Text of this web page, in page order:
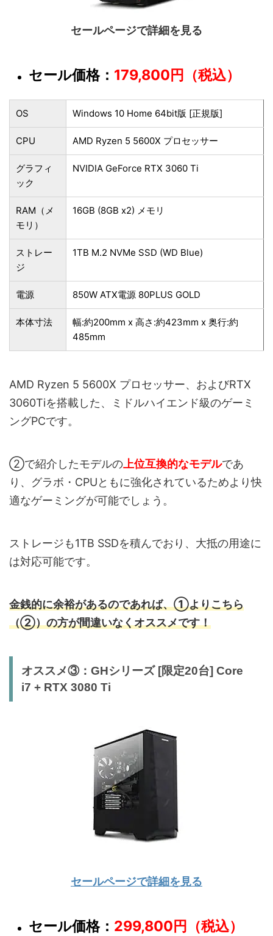
セールページで詳細を見る
セール価格： 179,800円（税込）
OS Windows 10 Home 64bit版 [正規版]
CPU AMD Ryzen 5 5600X プロセッサー
グラフィ
ック
NVIDIA GeForce RTX 3060 Ti
RAM（メ
モリ）
16GB (8GB x2) メモリ
ストレー
ジ
1TB M.2 NVMe SSD (WD Blue)
電源 850W ATX電源 80PLUS GOLD
本体寸法
幅:約200mm x 高さ:約423mm x 奥行:約
485mm
AMD Ryzen 5 5600X プロセッサー、およびRTX
3060Tiを搭載した、ミドルハイエンド級のゲーミ
ングPCです。
②で紹介したモデルの 上位互換的なモデルであ
り、グラボ・CPUともに強化されているためより快
適なゲーミングが可能でしょう。
ストレージも1TB SSDを積んでおり、大抵の用途に
は対応可能です。
金銭的に余裕があるのであれば、①よりこちら
（②）の方が間違いなくオススメです！
オススメ③：GHシリーズ [限定20台] Core
i7 + RTX 3080 Ti
セールページで詳細を見る
セール価格： 299,800円（税込）